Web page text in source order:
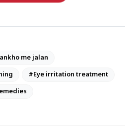
me jalan
#Eye irritation treatment